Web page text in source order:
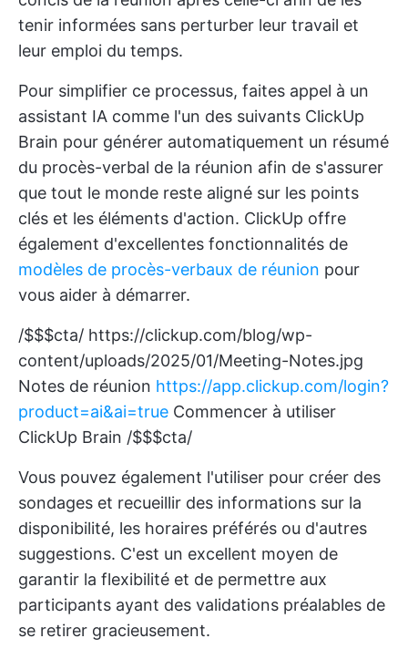
tenir informées sans perturber leur travail et
leur emploi du temps.
Pour simplifier ce processus, faites appel à un
assistant IA comme l'un des suivants ClickUp
Brain pour générer automatiquement un résumé
du procès-verbal de la réunion afin de s'assurer
que tout le monde reste aligné sur les points
clés et les éléments d'action. ClickUp offre
également d'excellentes fonctionnalités de
modèles de procès-verbaux de réunion pour
vous aider à démarrer.
/$$$cta/ https://clickup.com/blog/wp-
content/uploads/2025/01/Meeting-Notes.jpg
Notes de réunion https://app.clickup.com/login?
product=ai&ai=true Commencer à utiliser
ClickUp Brain /$$$cta/
Vous pouvez également l'utiliser pour créer des
sondages et recueillir des informations sur la
disponibilité, les horaires préférés ou d'autres
suggestions. C'est un excellent moyen de
garantir la flexibilité et de permettre aux
participants ayant des validations préalables de
se retirer gracieusement.